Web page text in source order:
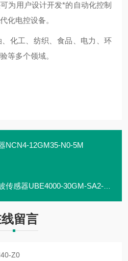
为用户设计开发*的自动化控制
化电控设备。
化工、纺织、食品、电力、环
等多个领域。
NCN4-12GM35-N0-5M
感器UBE4000-30GM-SA2-V15
留言